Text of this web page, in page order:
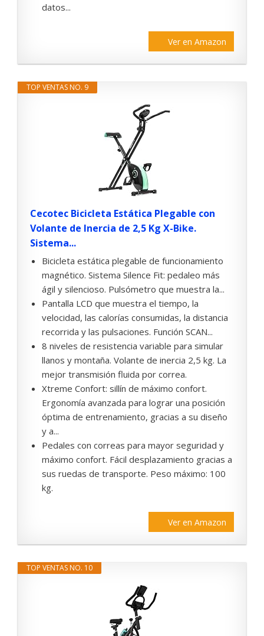
datos...
Ver en Amazon
TOP VENTAS NO. 9
Cecotec Bicicleta Estática Plegable con
Volante de Inercia de 2,5 Kg X-Bike.
Sistema...
Bicicleta estática plegable de funcionamiento
magnético. Sistema Silence Fit: pedaleo más
ágil y silencioso. Pulsómetro que muestra la...
Pantalla LCD que muestra el tiempo, la
velocidad, las calorías consumidas, la distancia
recorrida y las pulsaciones. Función SCAN...
8 niveles de resistencia variable para simular
llanos y montaña. Volante de inercia 2,5 kg. La
mejor transmisión fluida por correa.
Xtreme Confort: sillín de máximo confort.
Ergonomía avanzada para lograr una posición
óptima de entrenamiento, gracias a su diseño
y a...
Pedales con correas para mayor seguridad y
máximo confort. Fácil desplazamiento gracias a
sus ruedas de transporte. Peso máximo: 100
kg.
Ver en Amazon
TOP VENTAS NO. 10